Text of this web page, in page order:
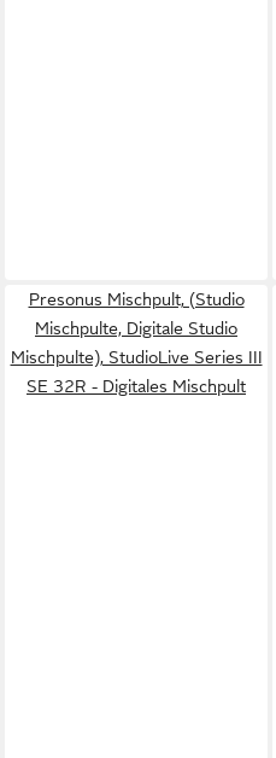
Presonus Mischpult, (Studio
Mischpulte, Digitale Studio
Mischpulte), StudioLive Series III
SE 32R - Digitales Mischpult